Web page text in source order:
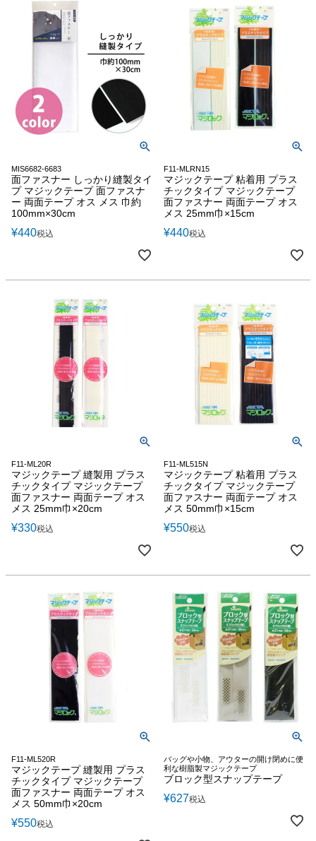
MIS6682-6683
面ファスナー しっかり縫製タイ
プ マジックテープ 面ファスナ
ー 両面テープ オス メス 巾約
100mm×30cm
¥440税込
F11-MLRN15
マジックテープ 粘着用 プラス
チックタイプ マジックテープ
面ファスナー 両面テープ オス
メス 25mm巾×15cm
¥440税込
F11-ML20R
マジックテープ 縫製用 プラス
チックタイプ マジックテープ
面ファスナー 両面テープ オス
メス 25mm巾×20cm
¥330税込
F11-ML515N
マジックテープ 粘着用 プラス
チックタイプ マジックテープ
面ファスナー 両面テープ オス
メス 50mm巾×15cm
¥550税込
F11-ML520R
マジックテープ 縫製用 プラス
チックタイプ マジックテープ
面ファスナー 両面テープ オス
メス 50mm巾×20cm
¥550税込
バッグや小物、アウターの開け閉めに便
利な樹脂製マジックテープ
ブロック型スナップテープ
¥627税込